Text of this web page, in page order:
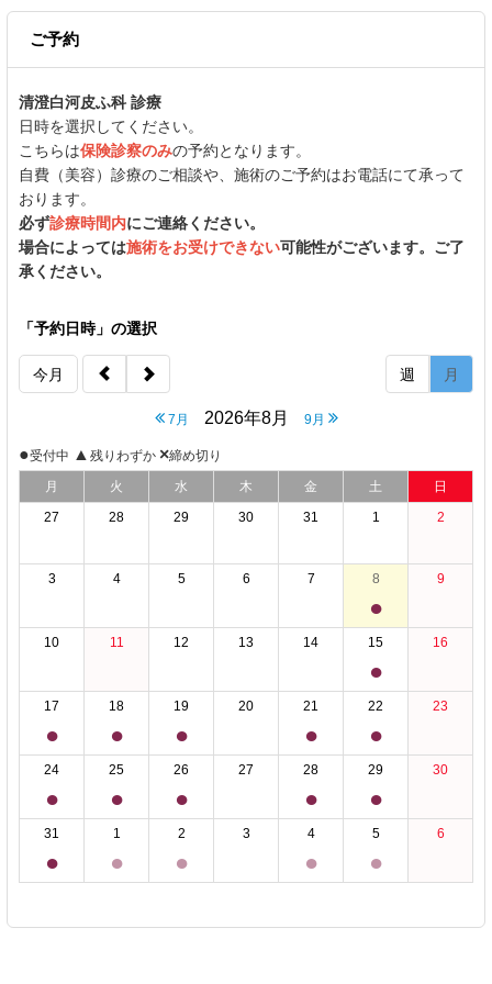
ご予約
清澄白河皮ふ科 診療
日時を選択してください。
こちらは保険診察のみの予約となります。
自費（美容）診療のご相談や、施術のご予約はお電話にて承って
おります。
必ず診療時間内にご連絡ください。
場合によっては施術をお受けできない可能性がございます。ご了
承ください。
「予約日時」の選択
今月
7月 2026年8月 9月
週 月
●受付中 ▲ 残りわずか ×締め切り
月
火 水 木 金 土
日
27
28 29 30 31 1 2
3 4 5 6 7 8
●
9
10 11 12 13 14 15
●
16
17
●
18
●
19
●
20 21
●
22
●
23
24
●
25
●
26
●
27 28
●
29
●
30
31
●
1
●
2
●
3 4
●
5
●
6